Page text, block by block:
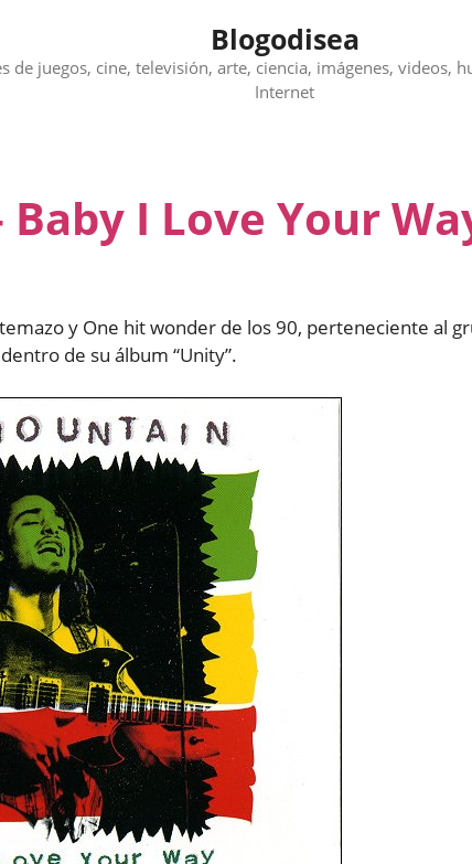
Blogodisea
de juegos, cine, televisión, arte, ciencia, imágenes, videos,
Internet
I Love Your
y One hit wonder de los 90, perteneciente al
de su álbum “Unity”.